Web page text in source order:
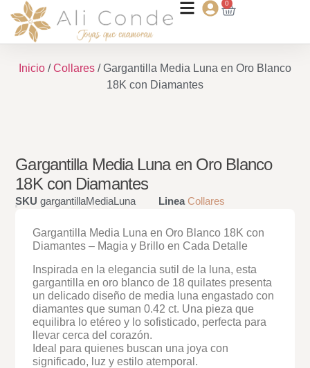
0
Inicio /Collares / Gargantilla Media Luna en Oro Blanco
18K con Diamantes
Gargantilla Media Luna en Oro Blanco
18K con Diamantes
SKUgargantillaMediaLuna Linea Collares
Gargantilla Media Luna en Oro Blanco 18K con
Diamantes – Magia y Brillo en Cada Detalle
Inspirada en la elegancia sutil de la luna, esta
gargantilla en oro blanco de 18 quilates presenta
un delicado diseño de media luna engastado con
diamantes que suman 0.42 ct. Una pieza que
equilibra lo etéreo y lo sofisticado, perfecta para
llevar cerca del corazón.
Ideal para quienes buscan una joya con
significado, luz y estilo atemporal.